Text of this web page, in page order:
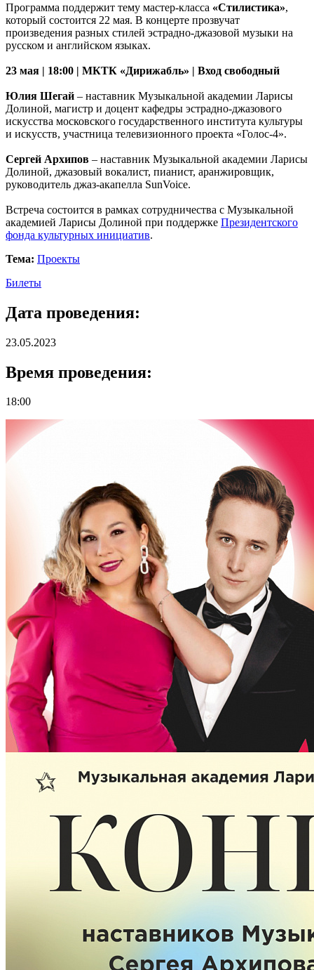
Программа поддержит тему мастер-класса «Стилистика»,
который состоится 22 мая. В концерте прозвучат
произведения разных стилей эстрадно-джазовой музыки на
русском и английском языках.
23 мая | 18:00 | МКТК «Дирижабль» | Вход свободный
Юлия Шегай – наставник Музыкальной академии Ларисы
Долиной, магистр и доцент кафедры эстрадно-джазового
искусства московского государственного института культуры
и искусств, участница телевизионного проекта «Голос-4».
Сергей Архипов – наставник Музыкальной академии Ларисы
Долиной, джазовый вокалист, пианист, аранжировщик,
руководитель джаз-акапелла SunVoice.
Встреча состоится в рамках сотрудничества с Музыкальной
академией Ларисы Долиной при поддержке Президентского
фонда культурных инициатив.
Тема: Проекты
Билеты
Дата проведения:
23.05.2023
Время проведения:
18:00